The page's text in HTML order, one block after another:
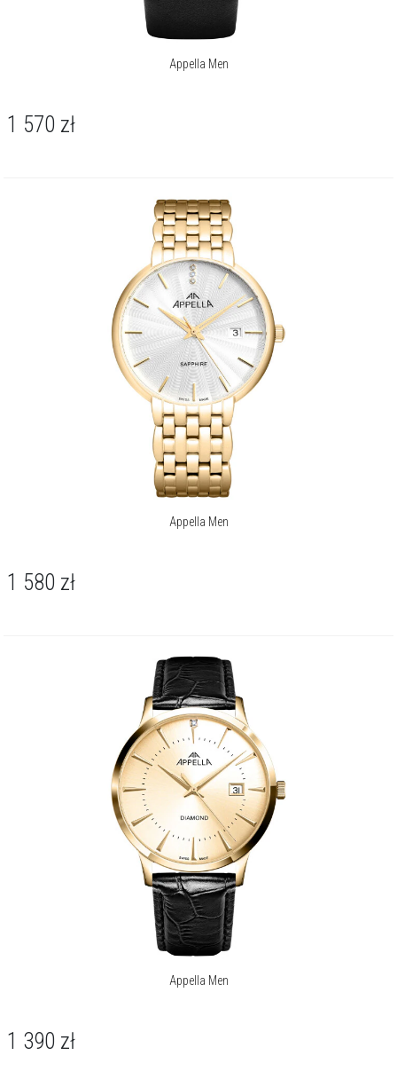
Appella Men
1 570 zł
Appella Men
1 580 zł
Appella Men
1 390 zł